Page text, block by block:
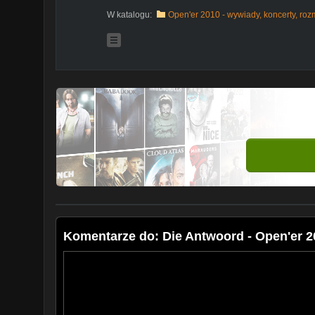
W katalogu: Open'er 2010 - wywiady, koncerty,
Komentarze do: Die Antwoord - Open'er